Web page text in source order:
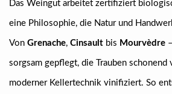
Das Weingut arbeitet zertifiziert
eine Philosophie, die Natur und
Von Grenache, Cinsault bis Mourvèdre
sorgsam gepflegt, die Trauben
moderner Kellertechnik vinifiziert. So